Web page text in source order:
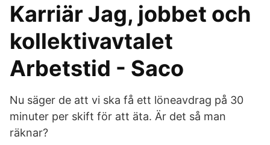
Karriär Jag, jobbet och
kollektivavtalet
Arbetstid - Saco
Nu säger de att vi ska få ett löneavdrag på 30
minuter per skift för att äta. Är det så man
räknar?